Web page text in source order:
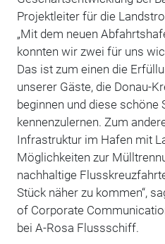
Projektleiter für die
„Mit dem neuen
konnten wir zwei für uns
Das ist zum einen die
unserer Gäste, die Donau-
beginnen und diese schöne
kennenzulernen. Zum
Infrastruktur im Hafen mit
Möglichkeiten zur
nachhaltige
Stück näher zu kommen“,
of Corporate
bei A-Rosa Flussschiff.